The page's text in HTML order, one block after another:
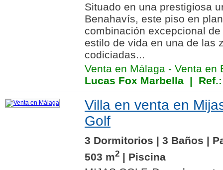
Situado en una prestigiosa
Benahavís, este piso en
combinación excepcional
estilo de vida en una de las
codiciadas...
Venta en Málaga - Venta en
Lucas Fox Marbella | Ref.:
Villa en venta en
Golf
3 Dormitorios | 3 Baños |
503 m2 | Piscina